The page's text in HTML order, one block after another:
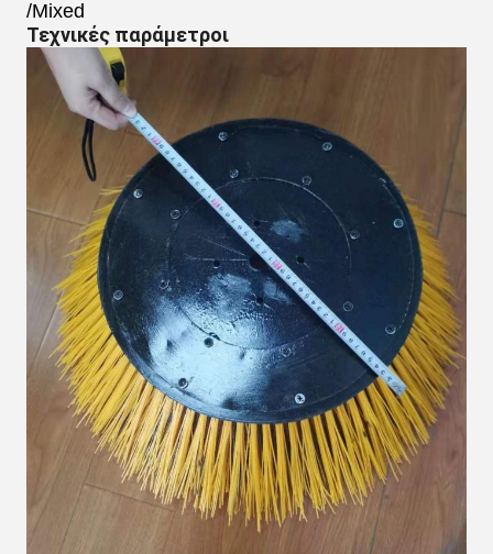
/Mixed
Τεχνικές παράμετροι